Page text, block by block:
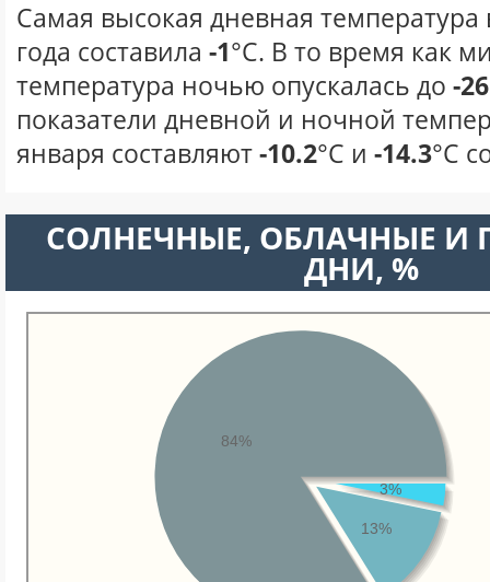
Самая высокая дневная температура
года составила -1°С. В то время как
температура ночью опускалась до -26
показатели дневной и ночной
января составляют-10.2°С и -14.3°С
CОЛНЕЧНЫЕ, ОБЛАЧНЫЕ И
ДНИ, %
3%
13%
84%